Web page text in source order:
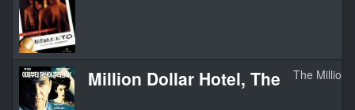
Million Dollar Hotel, The The Million